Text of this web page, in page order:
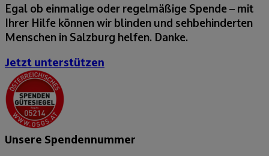
Egal ob einmalige oder regelmäßige Spende – mit
Ihrer Hilfe können wir blinden und sehbehinderten
Menschen in Salzburg helfen. Danke.
Jetzt unterstützen
Unsere Spendennummer